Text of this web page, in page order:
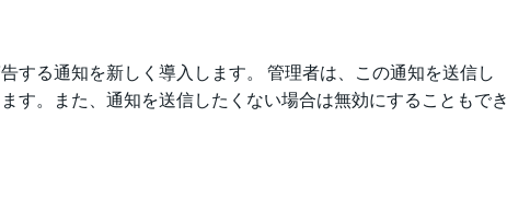
する通知を新しく導入します。 管理者は、この通知を送信し
す。また、通知を送信したくない場合は無効にすることもでき